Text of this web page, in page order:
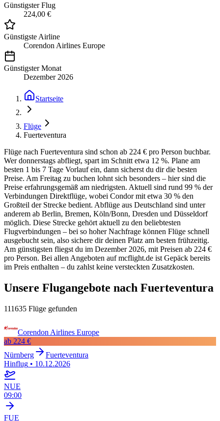
Günstigster Flug
224,00 €
Günstigste Airline
Corendon Airlines Europe
Günstigster Monat
Dezember 2026
Startseite
Flüge
Fuerteventura
Flüge nach Fuerteventura sind schon ab 224 € pro Person buchbar.
Wer donnerstags abfliegt, spart im Schnitt etwa 12 %. Plane am
besten 1 bis 7 Tage Vorlauf ein, dann sicherst du dir die besten
Preise. Am Freitag zu buchen lohnt sich besonders – hier sind die
Preise erfahrungsgemäß am niedrigsten. Aktuell sind rund 99 % der
Verbindungen Direktflüge, wobei Condor mit etwa 30 % den
Großteil der Strecke bedient. Abflüge aus Deutschland sind unter
anderem ab Berlin, Bremen, Köln/Bonn, Dresden und Düsseldorf
möglich. Diese Strecke gehört aktuell zu den beliebtesten
Flugverbindungen – bei so hoher Nachfrage können Flüge schnell
ausgebucht sein, also sichere dir deinen Platz am besten frühzeitig.
Am günstigsten fliegst du im Dezember 2026, mit Preisen ab 224 €
pro Person. Bei allen Angeboten auf mcflight.de ist Gepäck bereits
im Preis enthalten – du zahlst keine versteckten Zusatzkosten.
Unsere Flugangebote nach Fuerteventura
111635 Flüge gefunden
Corendon Airlines Europe
ab 224 €
Nürnberg
Fuerteventura
Hinflug • 10.12.2026
NUE
09:00
FUE